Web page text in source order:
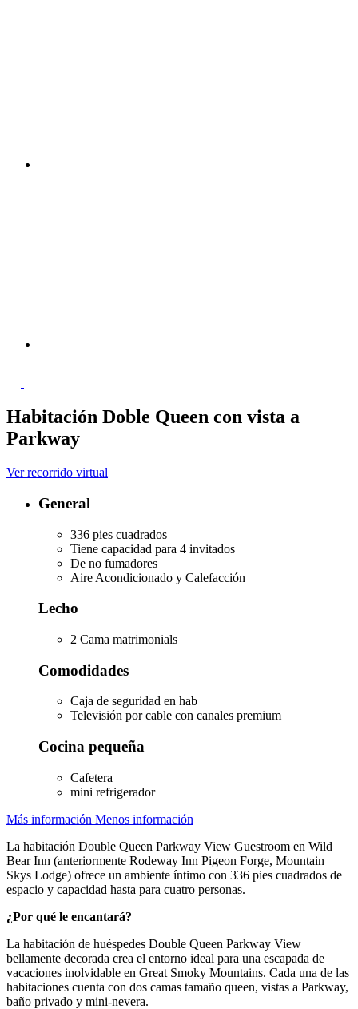
Habitación Doble Queen con vista a
Parkway
Ver recorrido virtual
General
336 pies cuadrados
Tiene capacidad para 4 invitados
De no fumadores
Aire Acondicionado y Calefacción
Lecho
2 Cama matrimonials
Comodidades
Caja de seguridad en hab
Televisión por cable con canales premium
Cocina pequeña
Cafetera
mini refrigerador
Más información Menos información
La habitación Double Queen Parkway View Guestroom en Wild
Bear Inn (anteriormente Rodeway Inn Pigeon Forge, Mountain
Skys Lodge) ofrece un ambiente íntimo con 336 pies cuadrados de
espacio y capacidad hasta para cuatro personas.
¿Por qué le encantará?
La habitación de huéspedes Double Queen Parkway View
bellamente decorada crea el entorno ideal para una escapada de
vacaciones inolvidable en Great Smoky Mountains. Cada una de las
habitaciones cuenta con dos camas tamaño queen, vistas a Parkway,
baño privado y mini-nevera.